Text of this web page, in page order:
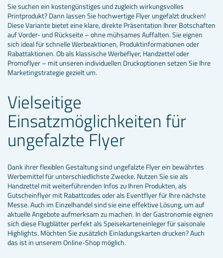
Sie suchen ein kostengünstiges und zugleich wirkungsvolles
Printprodukt? Dann lassen Sie hochwertige Flyer ungefalzt drucken!
Diese Variante bietet eine klare, direkte Präsentation Ihrer Botschaften
auf Vorder- und Rückseite – ohne mühsames Auffalten. Sie eignen
sich ideal für schnelle Werbeaktionen, Produktinformationen oder
Rabattaktionen. Ob als klassische Werbeflyer, Handzettel oder
Promoflyer – mit unseren individuellen Druckoptionen setzen Sie Ihre
Marketingstrategie gezielt um.
Vielseitige
Einsatzmöglichkeiten für
ungefalzte Flyer
Dank ihrer flexiblen Gestaltung sind ungefalzte Flyer ein bewährtes
Werbemittel für unterschiedlichste Zwecke. Nutzen Sie sie als
Handzettel mit weiterführenden Infos zu Ihren Produkten, als
Gutscheinflyer mit Rabattcodes oder als Eventflyer für Ihre nächste
Messe. Auch im Einzelhandel sind sie eine effektive Lösung, um auf
aktuelle Angebote aufmerksam zu machen. In der Gastronomie eignen
sich diese Flugblätter perfekt als Speisekarteneinleger für saisonale
Highlights. Möchten Sie zusätzlich Einladungskarten drucken? Auch
das ist in unserem Online-Shop möglich.